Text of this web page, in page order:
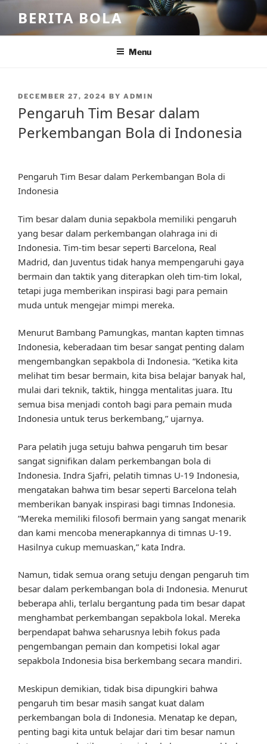
content
BERITA BOLA
Menu
POSTED
DECEMBER 27, 2024 BY ADMIN
Pengaruh Tim Besar dalam
Perkembangan Bola di Indonesia
Pengaruh Tim Besar dalam Perkembangan Bola di
Indonesia
Tim besar dalam dunia sepakbola memiliki pengaruh
yang besar dalam perkembangan olahraga ini di
Indonesia. Tim-tim besar seperti Barcelona, Real
Madrid, dan Juventus tidak hanya mempengaruhi gaya
bermain dan taktik yang diterapkan oleh tim-tim lokal,
tetapi juga memberikan inspirasi bagi para pemain
muda untuk mengejar mimpi mereka.
Menurut Bambang Pamungkas, mantan kapten timnas
Indonesia, keberadaan tim besar sangat penting dalam
mengembangkan sepakbola di Indonesia. “Ketika kita
melihat tim besar bermain, kita bisa belajar banyak hal,
mulai dari teknik, taktik, hingga mentalitas juara. Itu
semua bisa menjadi contoh bagi para pemain muda
Indonesia untuk terus berkembang,” ujarnya.
Para pelatih juga setuju bahwa pengaruh tim besar
sangat signifikan dalam perkembangan bola di
Indonesia. Indra Sjafri, pelatih timnas U-19 Indonesia,
mengatakan bahwa tim besar seperti Barcelona telah
memberikan banyak inspirasi bagi timnas Indonesia.
“Mereka memiliki filosofi bermain yang sangat menarik
dan kami mencoba menerapkannya di timnas U-19.
Hasilnya cukup memuaskan,” kata Indra.
Namun, tidak semua orang setuju dengan pengaruh tim
besar dalam perkembangan bola di Indonesia. Menurut
beberapa ahli, terlalu bergantung pada tim besar dapat
menghambat perkembangan sepakbola lokal. Mereka
berpendapat bahwa seharusnya lebih fokus pada
pengembangan pemain dan kompetisi lokal agar
sepakbola Indonesia bisa berkembang secara mandiri.
Meskipun demikian, tidak bisa dipungkiri bahwa
pengaruh tim besar masih sangat kuat dalam
perkembangan bola di Indonesia. Menatap ke depan,
penting bagi kita untuk belajar dari tim besar namun